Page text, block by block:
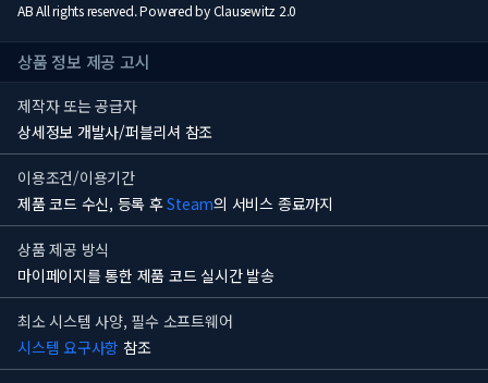
AB All rights reserved. Powered by Clausewitz 2.0
상품 정보 제공 고시
제작자 또는 공급자
상세정보 개발사/퍼블리셔 참조
이용조건/이용기간
제품 코드 수신, 등록 후Steam의 서비스 종료까지
상품 제공 방식
마이페이지를 통한 제품 코드 실시간 발송
최소 시스템 사양, 필수 소프트웨어
시스템 요구사항 참조